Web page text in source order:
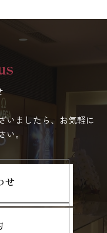
いましたら、お気軽に
。
せ